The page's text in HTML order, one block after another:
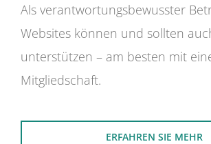
Als verantwortungsbewusster
Websites können und sollten
unterstützen – am besten mit
Mitgliedschaft.
ERFAHREN SIE MEHR